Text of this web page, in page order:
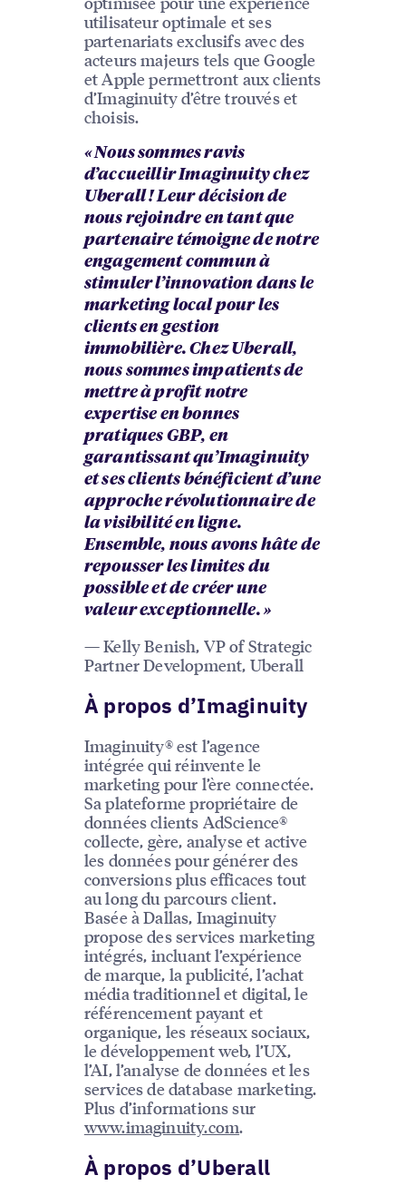
utilisateur optimale et ses
partenariats exclusifs avec des
acteurs majeurs tels que Google
et Apple permettront aux clients
d’Imaginuity d’être trouvés et
choisis.
« Nous sommes ravis
d’accueillir Imaginuity chez
Uberall ! Leur décision de
nous rejoindre en tant que
partenaire témoigne de notre
engagement commun à
stimuler l’innovation dans le
marketing local pour les
clients en gestion
immobilière. Chez Uberall,
nous sommes impatients de
mettre à profit notre
expertise en bonnes
pratiques GBP, en
garantissant qu’Imaginuity
et ses clients bénéficient d’une
approche révolutionnaire de
la visibilité en ligne.
Ensemble, nous avons hâte de
repousser les limites du
possible et de créer une
valeur exceptionnelle. »
— Kelly Benish, VP of Strategic
Partner Development, Uberall
À propos d’Imaginuity
Imaginuity® est l’agence
intégrée qui réinvente le
marketing pour l’ère connectée.
Sa plateforme propriétaire de
données clients AdScience®
collecte, gère, analyse et active
les données pour générer des
conversions plus efficaces tout
au long du parcours client.
Basée à Dallas, Imaginuity
propose des services marketing
intégrés, incluant l’expérience
de marque, la publicité, l’achat
média traditionnel et digital, le
référencement payant et
organique, les réseaux sociaux,
le développement web, l’UX,
l’AI, l’analyse de données et les
services de database marketing.
Plus d’informations sur
www.imaginuity.com.
À propos d’Uberall